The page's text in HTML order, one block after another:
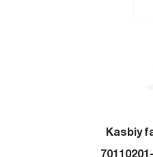
Kasbiy